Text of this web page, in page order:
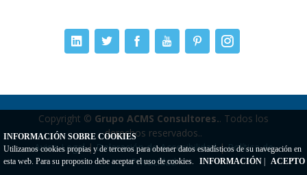
Copyright © Grupo ACMS Consultores.. Todos los
derechos reservados..
Aviso Legal|Delaración de Accesibilidad|Política de
Privacidad
INFORMACIÓN SOBRE COOKIES
Utilizamos cookies propias y de terceros para obtener datos estadísticos de su navegación en
esta web. Para su proposito debe aceptar el uso de cookies.
INFORMACIÓN ACEPTO